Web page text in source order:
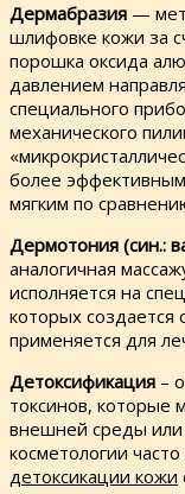
Дермабразия —
шлифовке кожи за
порошка оксида
давлением
специального
механического
более
мягким по
Дермотония (син.:
аналогичная
исполняется на
которых
применяется для
Детоксификация –
токсинов, которые
внешней среды или
косметологии
детоксикации кожи